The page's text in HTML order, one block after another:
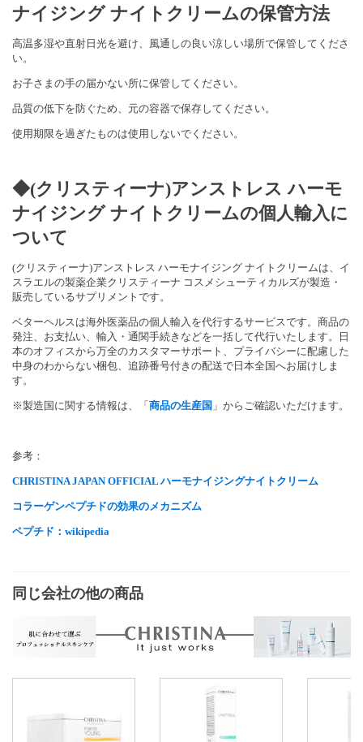
ナイジング ナイトクリームの保管方法
高温多湿や直射日光を避け、風通しの良い涼しい場所で保管してくださ
い。
お子さまの手の届かない所に保管してください。
品質の低下を防ぐため、元の容器で保存してください。
使用期限を過ぎたものは使用しないでください。
◆(クリスティーナ)アンストレス ハーモ
ナイジング ナイトクリームの個人輸入に
ついて
(クリスティーナ)アンストレス ハーモナイジング ナイトクリームは、イ
スラエルの製薬企業クリスティーナ コスメシューティカルズが製造・
販売しているサプリメントです。
ベターヘルスは海外医薬品の個人輸入を代行するサービスです。商品の
発注、お支払い、輸入・通関手続きなどを一括して代行いたします。日
本のオフィスから万全のカスタマーサポート、プライバシーに配慮した
中身のわからない梱包、追跡番号付きの配送で日本全国へお届けしま
す。
※製造国に関する情報は、「商品の生産国 」からご確認いただけます。
参考：
CHRISTINA JAPAN OFFICIAL ハーモナイジングナイトクリーム
コラーゲンペプチドの効果のメカニズム
ペプチド：wikipedia
同じ会社の他の商品